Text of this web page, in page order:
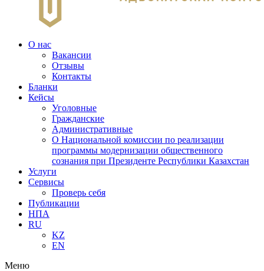
О нас
Вакансии
Отзывы
Контакты
Бланки
Кейсы
Уголовные
Гражданские
Административные
О Национальной комиссии по реализации
программы модернизации общественного
сознания при Президенте Республики Казахстан
Услуги
Сервисы
Проверь себя
Публикации
НПА
RU
KZ
EN
Меню